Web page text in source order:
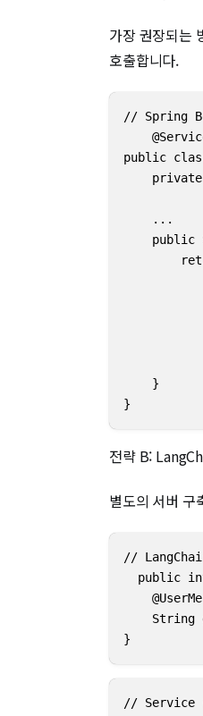
가장 권장되는
호출합니다.
// Spring
public
    ...
public
    }
}
전략 B:
별도의 서버
//
public
String
}
// Service